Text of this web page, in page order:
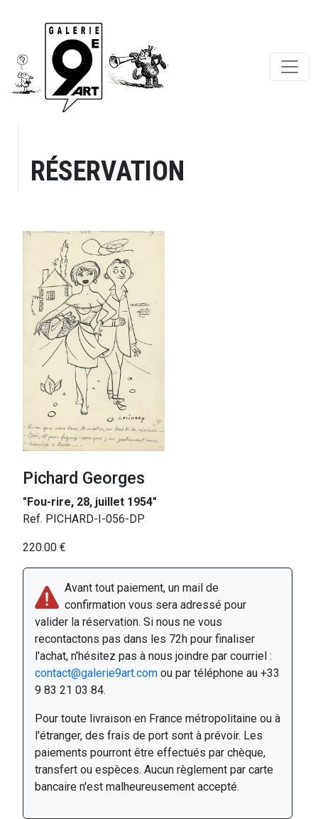
RÉSERVATION
Pichard Georges
"Fou-rire, 28, juillet 1954"
Ref. PICHARD-I-056-DP
220.00 €
Avant tout paiement, un mail de
confirmation vous sera adressé pour
valider la réservation. Si nous ne vous
recontactons pas dans les 72h pour finaliser
l'achat, n'hésitez pas à nous joindre par courriel :
contact@galerie9art.com ou par téléphone au +33
9 83 21 03 84.
Pour toute livraison en France métropolitaine ou à
l'étranger, des frais de port sont à prévoir. Les
paiements pourront être effectués par chèque,
transfert ou espèces. Aucun règlement par carte
bancaire n'est malheureusement accepté.